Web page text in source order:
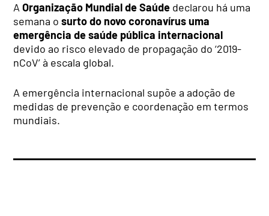
AOrganização Mundial de Saúde declarou há uma
semana osurto do novo coronavírus uma
emergência de saúde pública internacional
devido ao risco elevado de propagação do ‘2019-
nCoV’ à escala global.
A emergência internacional supõe a adoção de
medidas de prevenção e coordenação em termos
mundiais.